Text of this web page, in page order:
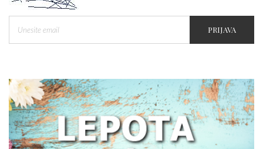
PRIJAVA